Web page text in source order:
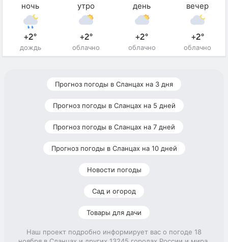
ночь
+2°
дождь
утро
+2°
облачно
день
+2°
облачно
вечер
+2°
облачно
Прогноз погоды в Сланцах на 3 дня
Прогноз погоды в Сланцах на 5 дней
Прогноз погоды в Сланцах на 7 дней
Прогноз погоды в Сланцах на 10 дней
Новости погоды
Сад и огород
Товары для дачи
Наш проект подробно информирует вас о погоде 18